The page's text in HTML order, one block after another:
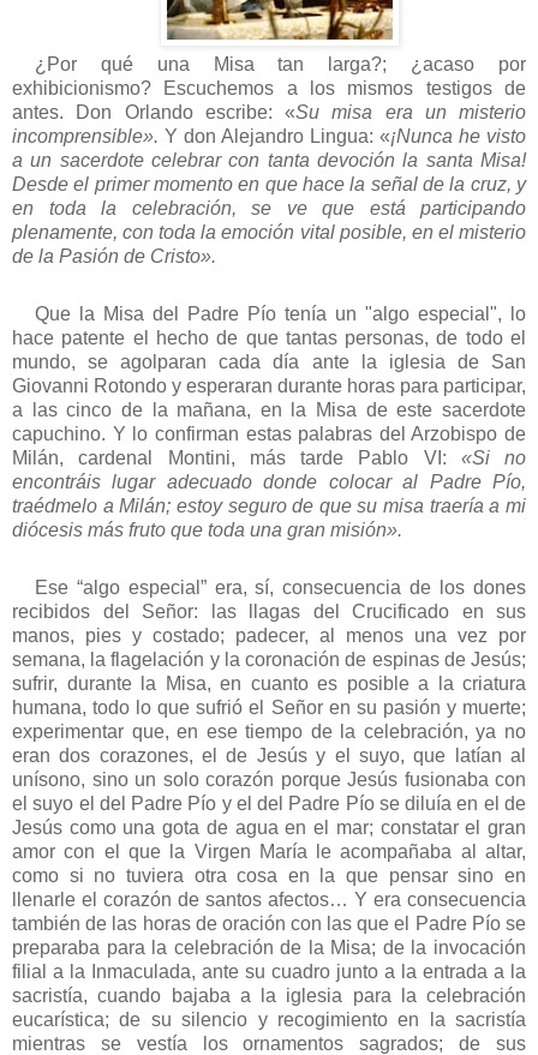
¿Por qué una Misa tan larga?; ¿acaso por
exhibicionismo? Escuchemos a los mismos testigos de
antes. Don Orlando escribe: «Su
misa era un misterio
incomprensible». Y don Alejandro Lingua: «¡Nunca he visto
a un sacerdote celebrar con tanta devoción la santa Misa!
Desde el primer momento en que hace la señal de la cruz, y
en toda la celebración, se ve que está participando
plenamente, con toda la emoción vital posible, en el misterio
de la Pasión de Cristo».
Que la Misa del Padre Pío tenía un "algo especial", lo
hace patente el hecho de que tantas personas, de todo el
mundo, se agolparan cada día ante la iglesia de San
Giovanni Rotondo y esperaran durante horas para participar,
a las cinco de la mañana, en la Misa de este sacerdote
capuchino. Y lo confirman estas palabras del Arzobispo de
Milán, cardenal Montini, más tarde Pablo VI: «Si
no
encontráis lugar adecuado donde colocar al Padre Pío,
traédmelo a Milán; estoy seguro de que su misa traería a mi
diócesis más fruto que toda una gran misión».
Ese “algo especial” era, sí, consecuencia de los dones
recibidos del Señor: las llagas del Crucificado en sus
manos, pies y costado; padecer, al menos una vez por
semana, la flagelación y la coronación de espinas de Jesús;
sufrir, durante la Misa, en cuanto es posible a la criatura
humana, todo lo que sufrió el Señor en su pasión y muerte;
experimentar que, en ese tiempo de la celebración, ya no
eran dos corazones, el de Jesús y el suyo, que latían al
unísono, sino un solo corazón porque Jesús fusionaba con
el suyo el del Padre Pío y el del Padre Pío se diluía en el de
Jesús como una gota de agua en el mar; constatar el gran
amor con el que la Virgen María le acompañaba al altar,
como si no tuviera otra cosa en la que pensar sino en
llenarle el corazón de santos afectos… Y era consecuencia
también de las horas de oración con las que el Padre Pío se
preparaba para la celebración de la Misa; de la invocación
filial a la Inmaculada, ante su cuadro junto a la entrada a la
sacristía, cuando bajaba a la iglesia para la celebración
eucarística; de su silencio y recogimiento en la sacristía
mientras se vestía los ornamentos sagrados; de sus